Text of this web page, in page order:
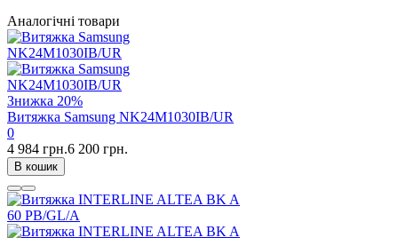
Аналогічні товари
Знижка 20%
Витяжка Samsung NK24M1030IB/UR
0
4 984 грн.6 200 грн.
В кошик